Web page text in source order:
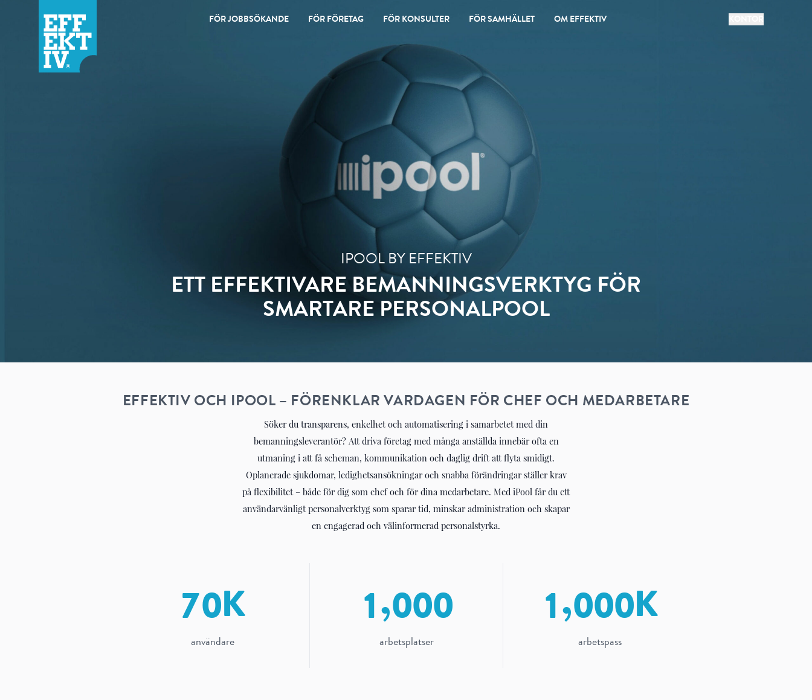
FÖR JOBBSÖKANDE FÖR FÖRETAG FÖR KONSULTER FÖR SAMHÄLLET OM EFFEKTIV
IPOOL BY EFFEKTIV
ETT EFFEKTIVARE BEMANNINGSVERKTYG FÖR
SMARTARE PERSONALPOOL
EFFEKTIV OCH IPOOL – FÖRENKLAR VARDAGEN FÖR CHEF OCH MEDARBETARE
Söker du transparens, enkelhet och automatisering i samarbetet med din
bemanningsleverantör? Att driva företag med många anställda innebär ofta en
utmaning i att få scheman, kommunikation och daglig drift att flyta smidigt.
Oplanerade sjukdomar, ledighetsansökningar och snabba förändringar ställer krav
på flexibilitet – både för dig som chef och för dina medarbetare. Med iPool får du ett
användarvänligt personalverktyg som sparar tid, minskar administration och skapar
en engagerad och välinformerad personalstyrka.
användare
70
arbetsplatser
1,000
arbetspass
1,000